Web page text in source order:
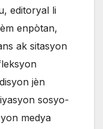
editoryal li
enpòtan,
ak sitasyon
jèn
sosyo-
medya